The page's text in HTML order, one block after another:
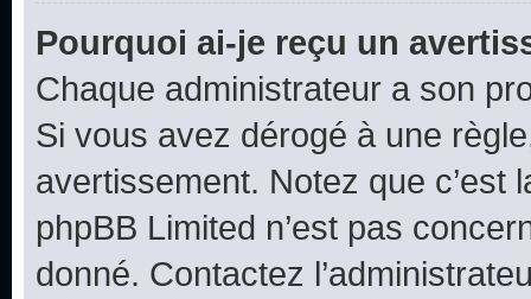
Pourquoi ai-je reçu un
Chaque administrateur a son
Si vous avez dérogé à une
avertissement. Notez que c’est
phpBB Limited n’est pas
donné. Contactez